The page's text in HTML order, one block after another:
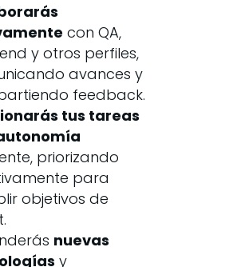
con QA,
y otros perfiles,
avances y
feedback.
tus tareas
priorizando
para
objetivos de
nuevas
y